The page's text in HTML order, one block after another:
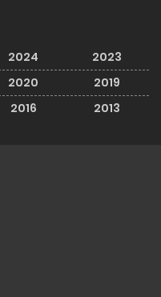
2024
2023
2020
2019
2016 2013